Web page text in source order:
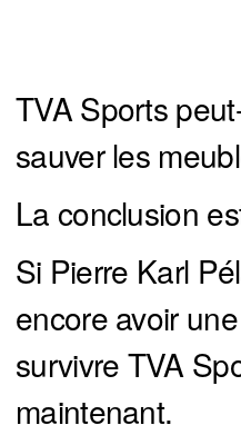
TVA Sports
sauver les
La conclusion
Si Pierre Karl
encore avoir
survivre TVA
maintenant.